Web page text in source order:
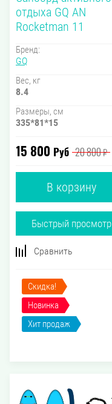
отдыха GQ AN
Rocketman 11
Бренд:
GQ
Вес, кг
8.4
Размеры, см
335*81*15
15 800 Руб 20 800₽
В корзину
Быстрый просмотр
Сравнить
Скидка!
Новинка
Хит продаж